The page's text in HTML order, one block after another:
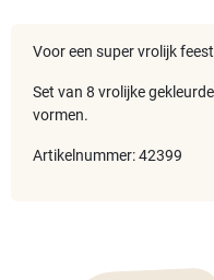
Voor een super vrolijk
Set van 8 vrolijke
vormen.
Artikelnummer: 42399